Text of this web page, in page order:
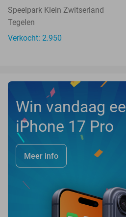
Speelpark Klein Zwitserland
Tegelen
Verkocht: 2.950
Win vandaag
iPhone 17 Pro
Meer info